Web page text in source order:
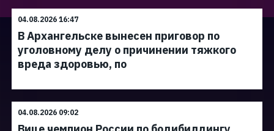
04.08.2026 16:47
В Архангельске вынесен приговор по
уголовному делу о причинении тяжкого
вреда здоровью, по
04.08.2026 09:02